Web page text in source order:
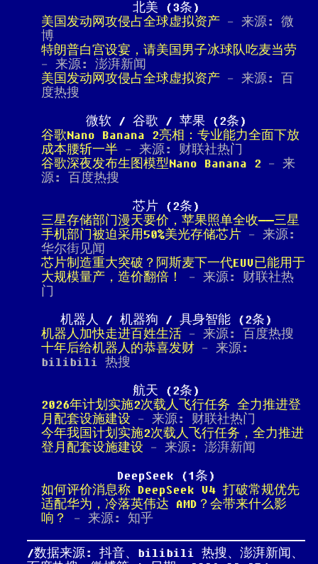
北美 (3条)
美国发动网攻侵占全球虚拟资产 - 来源: 微
博
特朗普白宫设宴，请美国男子冰球队吃麦当劳
- 来源: 澎湃新闻
美国发动网攻侵占全球虚拟资产 - 来源: 百
度热搜
微软 / 谷歌 / 苹果 (2条)
谷歌Nano Banana 2亮相：专业能力全面下放
成本腰斩一半 - 来源: 财联社热门
谷歌深夜发布生图模型Nano Banana 2 - 来
源: 百度热搜
芯片 (2条)
三星存储部门漫天要价，苹果照单全收——三星
手机部门被迫采用50%美光存储芯片 - 来源:
华尔街见闻
芯片制造重大突破？阿斯麦下一代EUV已能用于
大规模量产，造价翻倍！
- 来源: 财联社热
门
机器人 / 机器狗 / 具身智能 (2条)
机器人加快走进百姓生活 - 来源: 百度热搜
十年后给机器人的恭喜发财 - 来源:
bilibili 热搜
航天 (2条)
2026年计划实施2次载人飞行任务 全力推进登
月配套设施建设 - 来源: 财联社热门
今年我国计划实施2次载人飞行任务，全力推进
登月配套设施建设 - 来源: 澎湃新闻
DeepSeek (1条)
如何评价消息称 DeepSeek V4 打破常规优先
适配华为，冷落英伟达 AMD？会带来什么影
响？
- 来源: 知乎
数据来源: 抖音、bilibili 热搜、澎湃新闻、